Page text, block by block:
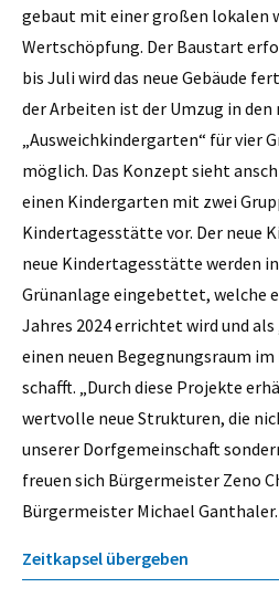
gebaut mit einer großen lokalen
Wertschöpfung. Der Baustart
bis Juli wird das neue Gebäude
der Arbeiten ist der Umzug in
„Ausweichkindergarten“ für vier
möglich. Das Konzept sieht
einen Kindergarten mit zwei
Kindertagesstätte vor. Der neue
neue Kindertagesstätte werden
Grünanlage eingebettet, welche
Jahres 2024 errichtet wird und
einen neuen Begegnungsraum
schafft. „Durch diese Projekte
wertvolle neue Strukturen, die
unserer Dorfgemeinschaft
freuen sich Bürgermeister Zeno
Bürgermeister Michael Ganthaler.
Zeitkapsel übergeben